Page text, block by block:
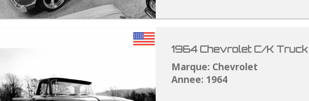
1964 Chevrolet C/K Truck
Marque: Chevrolet
Annee: 1964